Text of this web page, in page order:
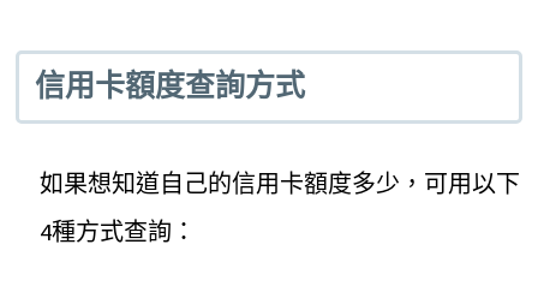
信用卡額度查詢方式
如果想知道自己的信用卡額度多少，可用以下
4種方式查詢：